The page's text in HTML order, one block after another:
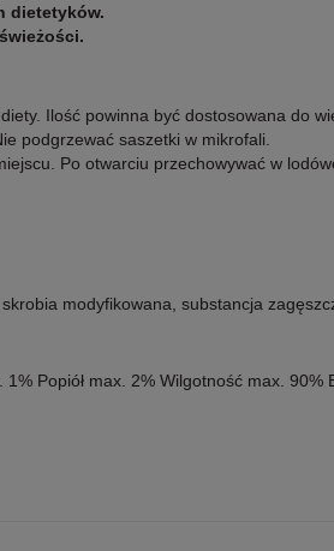
dietetyków.
Ilość powinna być dostosowana do
podgrzewać saszetki w mikrofali.
Po otwarciu przechowywać w
modyfikowana, substancja
1% Popiół max. 2% Wilgotność max. 90%